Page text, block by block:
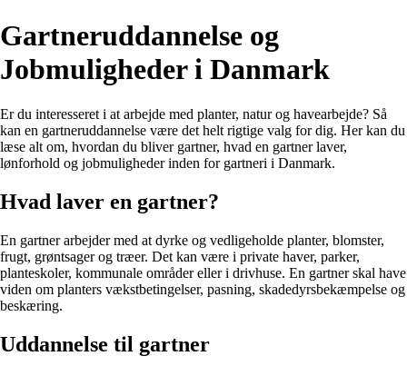
Gartneruddannelse og
Jobmuligheder i Danmark
Er du interesseret i at arbejde med planter, natur og havearbejde? Så
kan en gartneruddannelse være det helt rigtige valg for dig. Her kan du
læse alt om, hvordan du bliver gartner, hvad en gartner laver,
lønforhold og jobmuligheder inden for gartneri i Danmark.
Hvad laver en gartner?
En gartner arbejder med at dyrke og vedligeholde planter, blomster,
frugt, grøntsager og træer. Det kan være i private haver, parker,
planteskoler, kommunale områder eller i drivhuse. En gartner skal have
viden om planters vækstbetingelser, pasning, skadedyrsbekæmpelse og
beskæring.
Uddannelse til gartner